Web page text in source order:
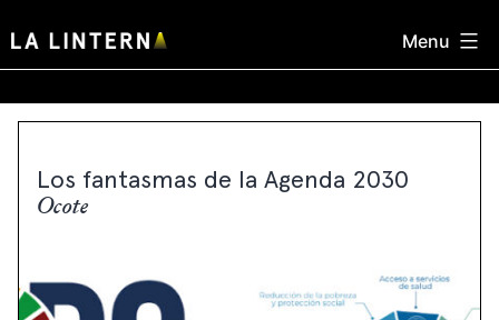
to
Menu
Los fantasmas de la Agenda 2030
Ocote